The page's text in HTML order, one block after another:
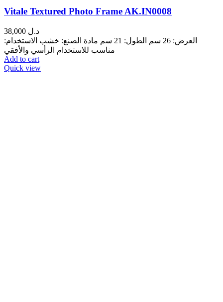
Vitale Textured Photo Frame AK.IN0008
د.ل
العرض: 26 سم الطول: 21 سم مادة الصنع: خشب الاستخدام:
مناسب للاستخدام الرأسي والأفقي
Add to cart
Quick view